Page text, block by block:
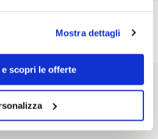
Mostra dettagli
scopri le offerte
INTERESSARTI